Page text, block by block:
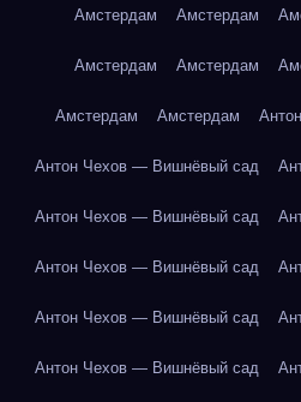
Амстердам Амстердам
Амстердам Амстердам
Амстердам Амстердам
Антон Чехов — Вишнёвый сад
Антон Чехов — Вишнёвый сад
Антон Чехов — Вишнёвый сад
Антон Чехов — Вишнёвый сад
Антон Чехов — Вишнёвый сад